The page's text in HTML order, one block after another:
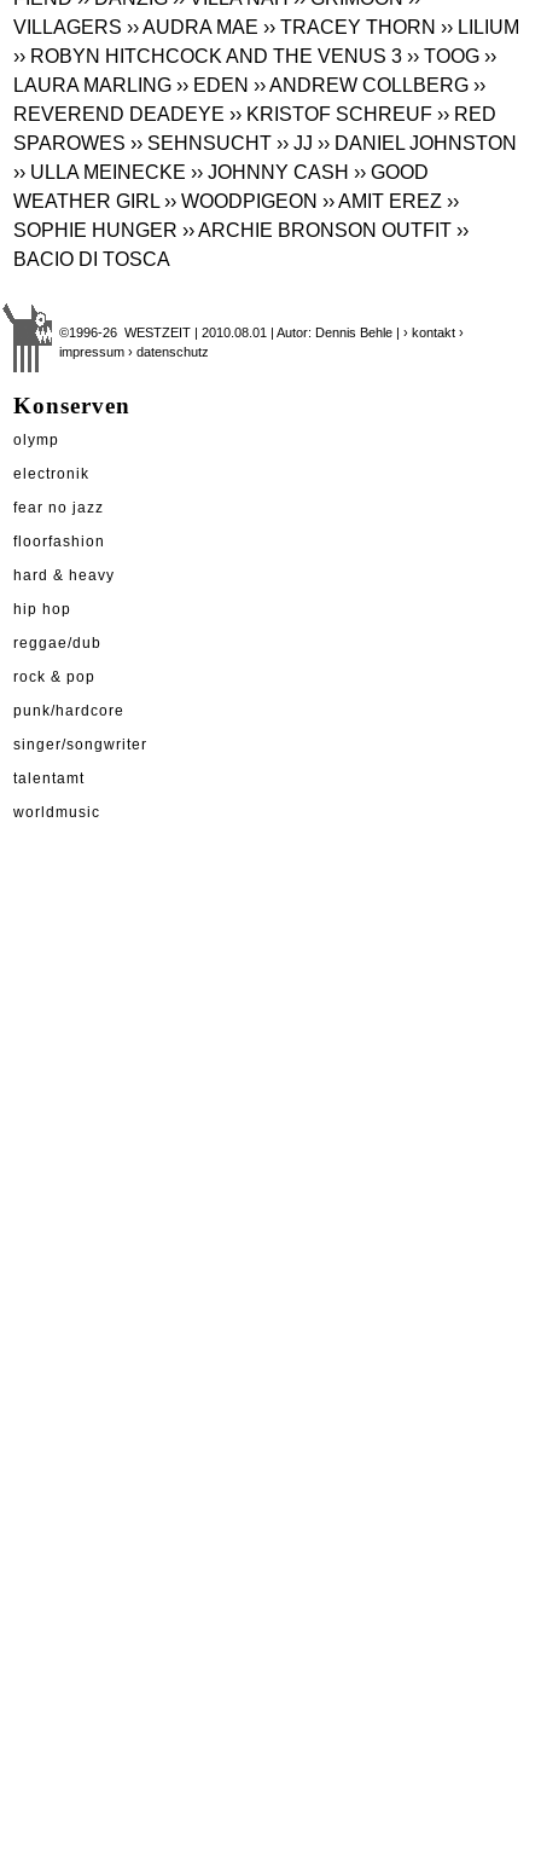
VILLAGERS ›› AUDRA MAE ›› TRACEY THORN ›› LILIUM
›› ROBYN HITCHCOCK AND THE VENUS 3 ›› TOOG ››
LAURA MARLING ›› EDEN ›› ANDREW COLLBERG ››
REVEREND DEADEYE ›› KRISTOF SCHREUF ›› RED
SPAROWES ›› SEHNSUCHT ›› JJ ›› DANIEL JOHNSTON
›› ULLA MEINECKE ›› JOHNNY CASH ›› GOOD
WEATHER GIRL ›› WOODPIGEON ›› AMIT EREZ ››
SOPHIE HUNGER ›› ARCHIE BRONSON OUTFIT ››
BACIO DI TOSCA
©1996-26 WESTZEIT | 2010.08.01 | Autor: Dennis Behle |› kontakt ›
impressum › datenschutz
Konserven
olymp
electronik
fear no jazz
floorfashion
hard & heavy
hip hop
reggae/dub
rock & pop
punk/hardcore
singer/songwriter
talentamt
worldmusic